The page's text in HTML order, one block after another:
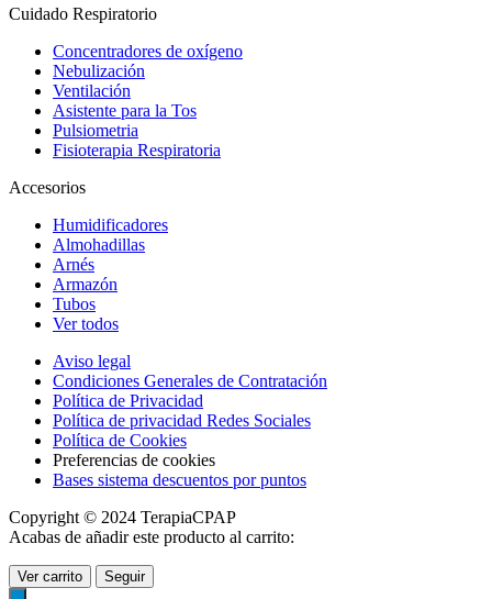
Cuidado Respiratorio
Concentradores de oxígeno
Nebulización
Ventilación
Asistente para la Tos
Pulsiometria
Fisioterapia Respiratoria
Accesorios
Humidificadores
Almohadillas
Arnés
Armazón
Tubos
Ver todos
Aviso legal
Condiciones Generales de Contratación
Política de Privacidad
Política de privacidad Redes Sociales
Política de Cookies
Preferencias de cookies
Bases sistema descuentos por puntos
Copyright © 2024 TerapiaCPAP
Acabas de añadir este producto al carrito:
Ver carrito Seguir